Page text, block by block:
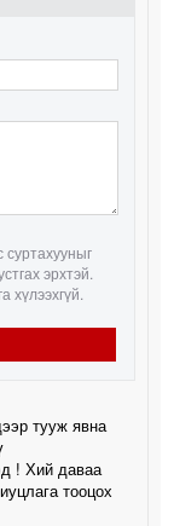
суртахууныг
эрхтэй.
хүлээхгүй.
тууж явна
! Хий даваа
тооцох